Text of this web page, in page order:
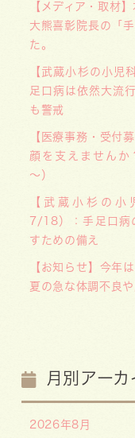
【メディア・取材
大熊喜彰院長の「
た。
【武蔵小杉の小
足口病は依然大流
も警戒
【医療事務・受付
顔を支えません
～）
【武蔵小杉の
7/18）：手足口病
すための備え
【お知らせ】今年
夏の急な体調不良
月別アーカ
2026年8月